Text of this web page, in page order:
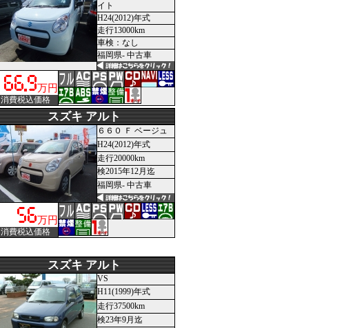
イト
H24(2012)年式
走行13000km
車検：なし
福岡県- 中古車
万円
消費税込価格
スズキ アルト
６６０ Ｆ ベージュ
H24(2012)年式
走行20000km
検2015年12月迄
福岡県- 中古車
万円
消費税込価格
スズキ アルト
VS
H11(1999)年式
走行37500km
検23年9月迄